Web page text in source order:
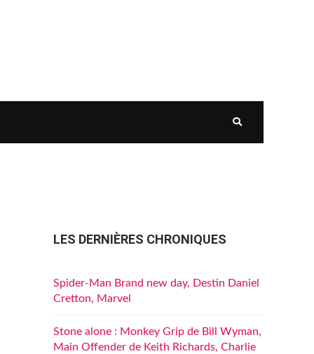
LES DERNIÈRES CHRONIQUES
Spider-Man Brand new day, Destin Daniel
Cretton, Marvel
Stone alone : Monkey Grip de Bill Wyman,
Main Offender de Keith Richards, Charlie